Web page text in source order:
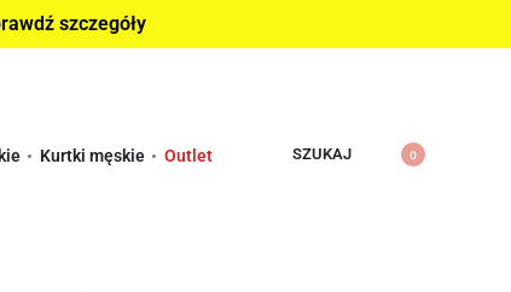
szczegóły
Kurtki męskie Outlet SZUKAJ 0